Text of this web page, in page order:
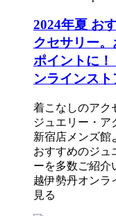
2024年夏 お
クセサリー
ポイントに
ンラインスト
着こなしのアク
ジュエリー・ア
新宿店メンズ館
おすすめのジュ
ーを多数ご紹
越伊勢丹オンラ
見る